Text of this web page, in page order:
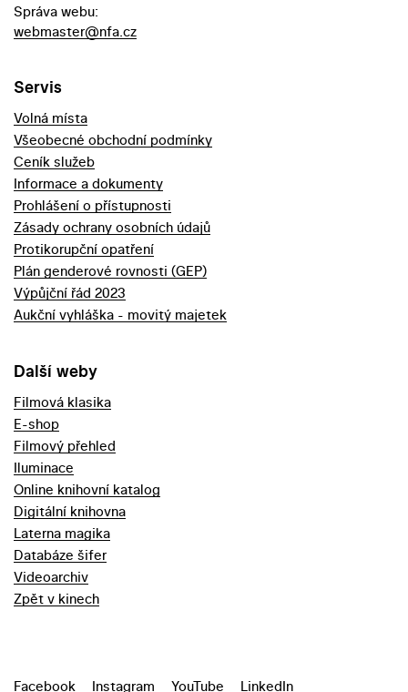
Správa webu:
webmaster@nfa.cz
Servis
Volná místa
Všeobecné obchodní podmínky
Ceník služeb
Informace a dokumenty
Prohlášení o přístupnosti
Zásady ochrany osobních údajů
Protikorupční opatření
Plán genderové rovnosti (GEP)
Výpůjční řád 2023
Aukční vyhláška - movitý majetek
Další weby
Filmová klasika
E-shop
Filmový přehled
Iluminace
Online knihovní katalog
Digitální knihovna
Laterna magika
Databáze šifer
Videoarchiv
Zpět v kinech
Facebook Instagram YouTube LinkedIn